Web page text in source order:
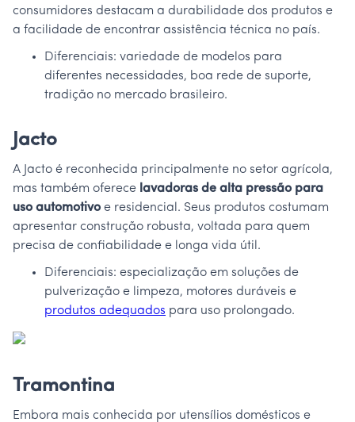
consumidores destacam a durabilidade dos produtos e
a facilidade de encontrar assistência técnica no país.
Diferenciais: variedade de modelos para
diferentes necessidades, boa rede de suporte,
tradição no mercado brasileiro.
Jacto
A Jacto é reconhecida principalmente no setor agrícola,
mas também oferece lavadoras de alta pressão para
uso automotivo e residencial. Seus produtos costumam
apresentar construção robusta, voltada para quem
precisa de confiabilidade e longa vida útil.
Diferenciais: especialização em soluções de
pulverização e limpeza, motores duráveis e
produtos adequados para uso prolongado.
Tramontina
Embora mais conhecida por utensílios domésticos e